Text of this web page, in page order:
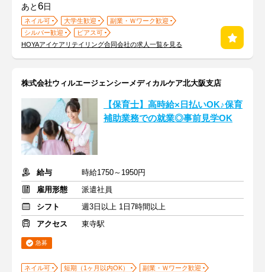
あと6日
ネイル可 大学生歓迎
副業・Ｗワーク歓迎
シルバー歓迎
ピアス可
HOYAアイケアリテイリング合同会社の求人一覧を見る
株式会社ウィルエージェンシーメディカルケア北大阪支店
【保育士】高時給×日払いOK♪保育
補助業務での就業◎事前見学OK
給与
時給1750～1950円
雇用形態
派遣社員
シフト
週3日以上 1日7時間以上
アクセス
東寺駅
急募
ネイル可 短期（1ヶ月以内OK）
副業・Ｗワーク歓迎